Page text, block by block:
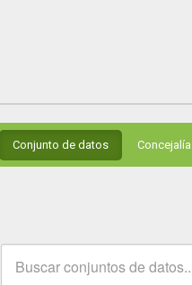
Conjunto de datos